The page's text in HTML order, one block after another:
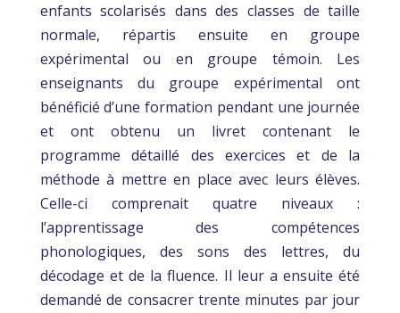
enfants scolarisés dans des classes de taille
normale, répartis ensuite en groupe
expérimental ou en groupe témoin. Les
enseignants du groupe expérimental ont
bénéficié d’une formation pendant une journée
et ont obtenu un livret contenant le
programme détaillé des exercices et de la
méthode à mettre en place avec leurs élèves.
Celle-ci comprenait quatre niveaux :
l’apprentissage des compétences
phonologiques, des sons des lettres, du
décodage et de la fluence. Il leur a ensuite été
demandé de consacrer trente minutes par jour